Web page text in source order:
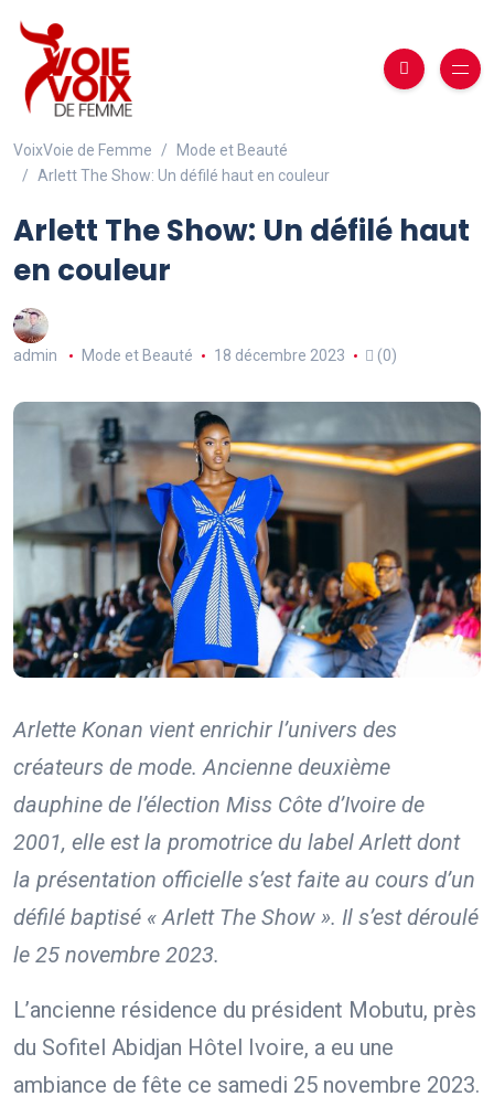
VoixVoie de Femme
Mode et Beauté
Arlett The Show: Un défilé haut en couleur
Arlett The Show: Un défilé haut
en couleur
admin Mode et Beauté 18 décembre 2023 (0)
Arlette Konan vient enrichir l’univers des
créateurs de mode. Ancienne deuxième
dauphine de l’élection Miss Côte d’Ivoire de
2001, elle est la promotrice du label Arlett dont
la présentation officielle s’est faite au cours d’un
défilé baptisé « Arlett The Show ». Il s’est déroulé
le 25 novembre 2023.
L’ancienne résidence du président Mobutu, près
du Sofitel Abidjan Hôtel Ivoire, a eu une
ambiance de fête ce samedi 25 novembre 2023.